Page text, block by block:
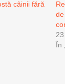
câinii fără
În